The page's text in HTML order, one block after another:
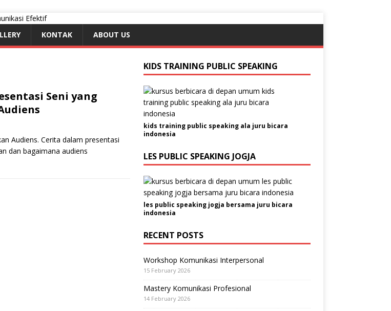
KONTAK ABOUT US
Seni yang
Audiens. Cerita dalam presentasi
dan bagaimana audiens
KIDS TRAINING PUBLIC SPEAKING
kids training public speaking ala juru bicara
indonesia
LES PUBLIC SPEAKING JOGJA
les public speaking jogja bersama juru bicara
indonesia
RECENT POSTS
Workshop Komunikasi Interpersonal
15 February 2026
Mastery Komunikasi Profesional
14 February 2026